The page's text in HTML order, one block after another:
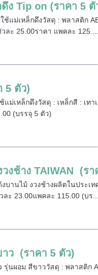
ง Tip on (ราคา 5 ตั
ช้แม่เหล็กดึงวัสดุ : พลาสติก
ะ 25.00ราคา แพคละ 125....
5 ตัว)
แม่เหล็กดึงวัสดุ : เหล็กสี : เ
(บรรจุ 5 ตัว)
งช้าง TAIWAN (รา
บานไม้ งวงช้างผลิตในประ
ะ 23.00แพคละ 115.00 (บร...
าว (ราคา 5 ตัว)
รุ่นผอม สีขาววัสดุ : พลาสติ